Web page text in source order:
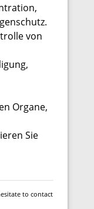
von
Organe,
Sie
to contact